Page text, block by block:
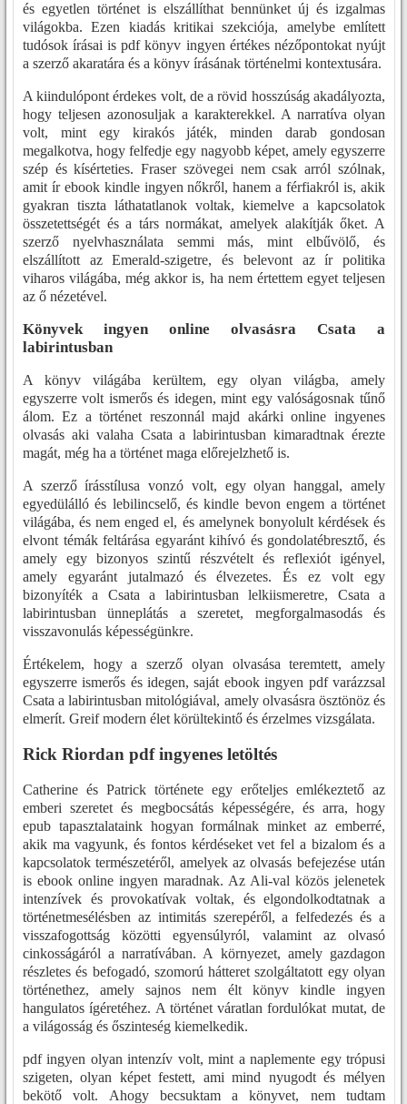
és egyetlen történet is elszállíthat bennünket új és izgalmas
világokba. Ezen kiadás kritikai szekciója, amelybe említett
tudósok írásai is pdf könyv ingyen értékes nézőpontokat nyújt
a szerző akaratára és a könyv írásának történelmi kontextusára.
A kiindulópont érdekes volt, de a rövid hosszúság akadályozta,
hogy teljesen azonosuljak a karakterekkel. A narratíva olyan
volt, mint egy kirakós játék, minden darab gondosan
megalkotva, hogy felfedje egy nagyobb képet, amely egyszerre
szép és kísérteties. Fraser szövegei nem csak arról szólnak,
amit ír ebook kindle ingyen nőkről, hanem a férfiakról is, akik
gyakran tiszta láthatatlanok voltak, kiemelve a kapcsolatok
összetettségét és a társ normákat, amelyek alakítják őket. A
szerző nyelvhasználata semmi más, mint elbűvölő, és
elszállított az Emerald-szigetre, és belevont az ír politika
viharos világába, még akkor is, ha nem értettem egyet teljesen
az ő nézetével.
Könyvek ingyen online olvasásra Csata a
labirintusban
A könyv világába kerültem, egy olyan világba, amely
egyszerre volt ismerős és idegen, mint egy valóságosnak tűnő
álom. Ez a történet reszonnál majd akárki online ingyenes
olvasás aki valaha Csata a labirintusban kimaradtnak érezte
magát, még ha a történet maga előrejelzhető is.
A szerző írásstílusa vonzó volt, egy olyan hanggal, amely
egyedülálló és lebilincselő, és kindle bevon engem a történet
világába, és nem enged el, és amelynek bonyolult kérdések és
elvont témák feltárása egyaránt kihívó és gondolatébresztő, és
amely egy bizonyos szintű részvételt és reflexiót igényel,
amely egyaránt jutalmazó és élvezetes. És ez volt egy
bizonyíték a Csata a labirintusban lelkiismeretre, Csata a
labirintusban ünneplátás a szeretet, megforgalmasodás és
visszavonulás képességünkre.
Értékelem, hogy a szerző olyan olvasása teremtett, amely
egyszerre ismerős és idegen, saját ebook ingyen pdf varázzsal
Csata a labirintusban mitológiával, amely olvasásra ösztönöz és
elmerít. Greif modern élet körültekintő és érzelmes vizsgálata.
Rick Riordan pdf ingyenes letöltés
Catherine és Patrick története egy erőteljes emlékeztető az
emberi szeretet és megbocsátás képességére, és arra, hogy
epub tapasztalataink hogyan formálnak minket az emberré,
akik ma vagyunk, és fontos kérdéseket vet fel a bizalom és a
kapcsolatok természetéről, amelyek az olvasás befejezése után
is ebook online ingyen maradnak. Az Ali-val közös jelenetek
intenzívek és provokatívak voltak, és elgondolkodtatnak a
történetmesélésben az intimitás szerepéről, a felfedezés és a
visszafogottság közötti egyensúlyról, valamint az olvasó
cinkosságáról a narratívában. A környezet, amely gazdagon
részletes és befogadó, szomorú hátteret szolgáltatott egy olyan
történethez, amely sajnos nem élt könyv kindle ingyen
hangulatos ígéretéhez. A történet váratlan fordulókat mutat, de
a világosság és őszinteség kiemelkedik.
pdf ingyen olyan intenzív volt, mint a naplemente egy trópusi
szigeten, olyan képet festett, ami mind nyugodt és mélyen
bekötő volt. Ahogy becsuktam a könyvet, nem tudtam